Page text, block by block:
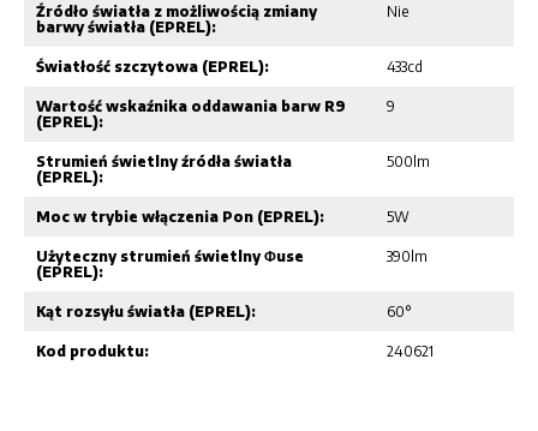
Źródło światła z możliwością zmiany
barwy światła (EPREL):
Nie
Światłość szczytowa (EPREL): 433cd
Wartość wskaźnika oddawania barw R9
(EPREL):
9
Strumień świetlny źródła światła
(EPREL):
500lm
Moc w trybie włączenia Pon (EPREL): 5W
Użyteczny strumień świetlny Φuse
(EPREL):
390lm
Kąt rozsyłu światła (EPREL): 60°
Kod produktu: 240621